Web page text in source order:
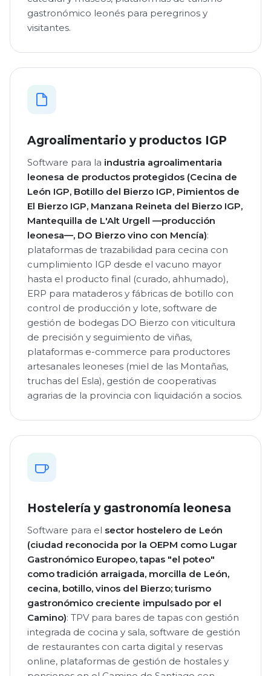
gastronómico leonés para peregrinos y
visitantes.
Agroalimentario y productos IGP
Software para la industria agroalimentaria
leonesa de productos protegidos (Cecina de
León IGP, Botillo del Bierzo IGP, Pimientos de
El Bierzo IGP, Manzana Reineta del Bierzo IGP,
Mantequilla de L'Alt Urgell —producción
leonesa—, DO Bierzo vino con Mencía):
plataformas de trazabilidad para cecina con
cumplimiento IGP desde el vacuno mayor
hasta el producto final (curado, ahhumado),
ERP para mataderos y fábricas de botillo con
control de producción y lote, software de
gestión de bodegas DO Bierzo con viticultura
de precisión y seguimiento de viñas,
plataformas e-commerce para productores
artesanales leoneses (miel de las Montañas,
truchas del Esla), gestión de cooperativas
agrarias de la provincia con liquidación a socios.
Hostelería y gastronomía leonesa
Software para el sector hostelero de León
(ciudad reconocida por la OEPM como Lugar
Gastronómico Europeo, tapas "el poteo"
como tradición arraigada, morcilla de León,
cecina, botillo, vinos del Bierzo; turismo
gastronómico creciente impulsado por el
Camino): TPV para bares de tapas con gestión
integrada de cocina y sala, software de gestión
de restaurantes con carta digital y reservas
online, plataformas de gestión de hostales y